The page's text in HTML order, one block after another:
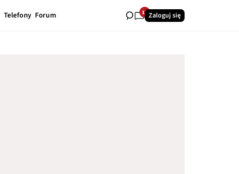
Telefony Forum 13Zaloguj się